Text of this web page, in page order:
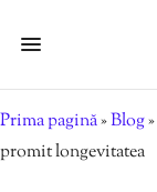
Prima pagină»Blog»
promit longevitatea